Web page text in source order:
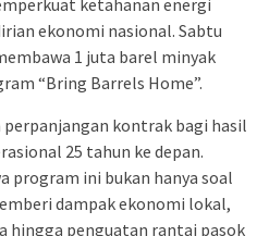
ekonomi nasional. Sabtu
1 juta barel minyak
“Bring Barrels Home”.
kontrak bagi hasil
25 tahun ke depan.
program ini bukan hanya soal
dampak ekonomi lokal,
hingga penguatan rantai pasok